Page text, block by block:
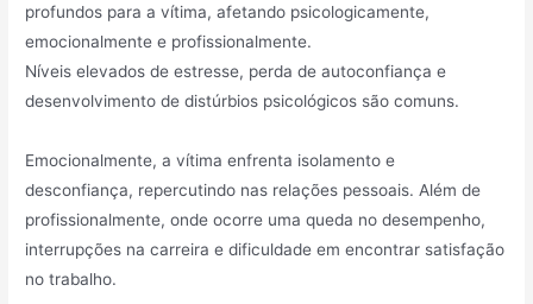
profundos para a vítima, afetando psicologicamente,
emocionalmente e profissionalmente.
Níveis elevados de estresse, perda de autoconfiança e
desenvolvimento de distúrbios psicológicos são comuns.
Emocionalmente, a vítima enfrenta isolamento e
desconfiança, repercutindo nas relações pessoais. Além de
profissionalmente, onde ocorre uma queda no desempenho,
interrupções na carreira e dificuldade em encontrar satisfação
no trabalho.